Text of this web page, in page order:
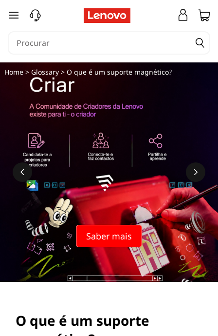
O
e
e
saltar para o conteúdo principal
Saber mais
Home> Glossary> O que é um suporte magnético?
O que é um suporte